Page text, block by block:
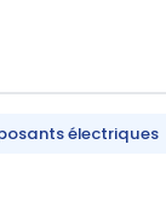
électriques